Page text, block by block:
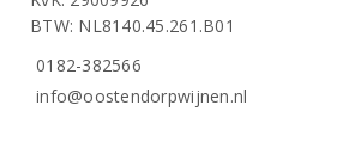
BTW: NL8140.45.261.B01
0182-382566
info@oostendorpwijnen.nl